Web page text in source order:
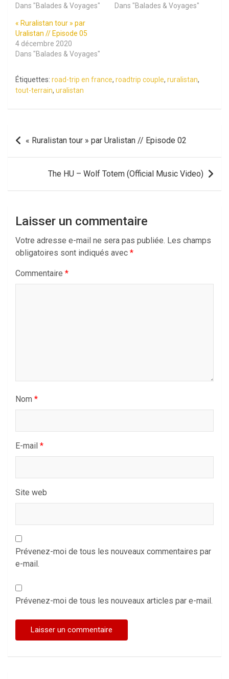
Dans "Balades & Voyages"
Dans "Balades & Voyages"
« Ruralistan tour » par
Uralistan // Episode 05
4 décembre 2020
Dans "Balades & Voyages"
Étiquettes: road-trip en france, roadtrip couple, ruralistan,
tout-terrain, uralistan
Navigation
l’article
« Ruralistan tour » par Uralistan // Episode 02
The HU – Wolf Totem (Official Music Video)
Laisser un commentaire
Votre adresse e-mail ne sera pas publiée. Les champs
obligatoires sont indiqués avec *
Commentaire *
Nom *
E-mail *
Site web
Prévenez-moi de tous les nouveaux commentaires par
e-mail.
Prévenez-moi de tous les nouveaux articles par e-mail.